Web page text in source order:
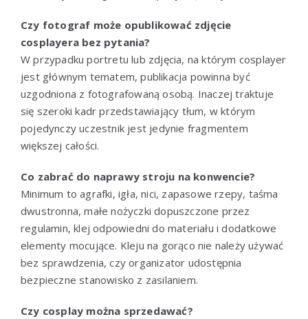
Czy fotograf może opublikować zdjęcie
cosplayera bez pytania?
W przypadku portretu lub zdjęcia, na którym cosplayer
jest głównym tematem, publikacja powinna być
uzgodniona z fotografowaną osobą. Inaczej traktuje
się szeroki kadr przedstawiający tłum, w którym
pojedynczy uczestnik jest jedynie fragmentem
większej całości.
Co zabrać do naprawy stroju na konwencie?
Minimum to agrafki, igła, nici, zapasowe rzepy, taśma
dwustronna, małe nożyczki dopuszczone przez
regulamin, klej odpowiedni do materiału i dodatkowe
elementy mocujące. Kleju na gorąco nie należy używać
bez sprawdzenia, czy organizator udostępnia
bezpieczne stanowisko z zasilaniem.
Czy cosplay można sprzedawać?